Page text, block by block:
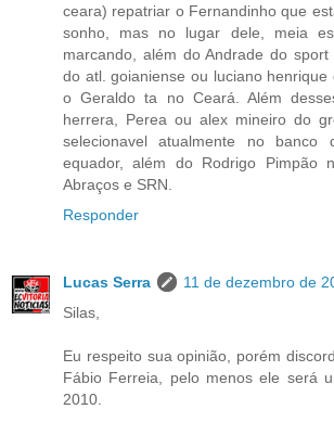
ceara) repatriar o Fernandinho que
sonho, mas no lugar dele, meia
marcando, além do Andrade do
do atl. goianiense ou luciano henrique
o Geraldo ta no Ceará. Além
herrera, Perea ou alex mineiro do
selecionavel atualmente no
equador, além do Rodrigo Pimpão
Abraços e SRN.
Responder
Lucas Serra
11 de dezembro de
Silas,
Eu respeito sua opinião, porém
Fábio Ferreia, pelo menos ele será
2010.